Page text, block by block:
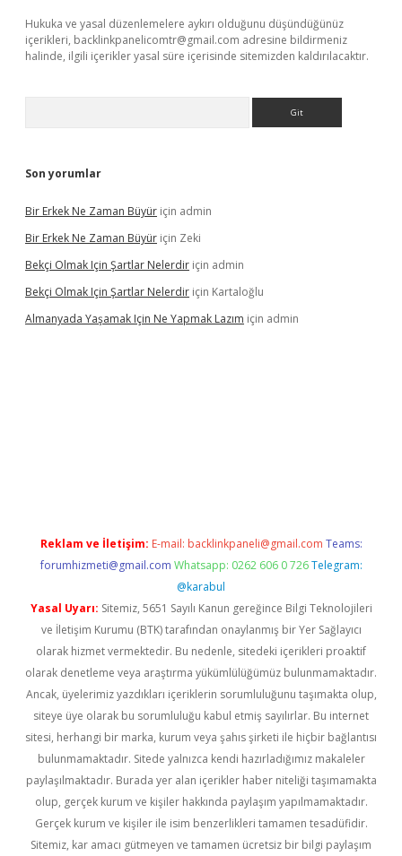
Hukuka ve yasal düzenlemelere aykırı olduğunu düşündüğünüz
içerikleri, backlinkpanelicomtr@gmail.com adresine bildirmeniz
halinde, ilgili içerikler yasal süre içerisinde sitemizden kaldırılacaktır.
Son yorumlar
Bir Erkek Ne Zaman Büyür için admin
Bir Erkek Ne Zaman Büyür için Zeki
Bekçi Olmak Için Şartlar Nelerdir için admin
Bekçi Olmak Için Şartlar Nelerdir için Kartaloğlu
Almanyada Yaşamak Için Ne Yapmak Lazım için admin
Reklam ve İletişim: E-mail: backlinkpaneli@gmail.com Teams:
forumhizmeti@gmail.com Whatsapp: 0262 606 0 726 Telegram:
@karabul
Yasal Uyarı: Sitemiz, 5651 Sayılı Kanun gereğince Bilgi Teknolojileri
ve İletişim Kurumu (BTK) tarafından onaylanmış bir Yer Sağlayıcı
olarak hizmet vermektedir. Bu nedenle, sitedeki içerikleri proaktif
olarak denetleme veya araştırma yükümlülüğümüz bulunmamaktadır.
Ancak, üyelerimiz yazdıkları içeriklerin sorumluluğunu taşımakta olup,
siteye üye olarak bu sorumluluğu kabul etmiş sayılırlar. Bu internet
sitesi, herhangi bir marka, kurum veya şahıs şirketi ile hiçbir bağlantısı
bulunmamaktadır. Sitede yalnızca kendi hazırladığımız makaleler
paylaşılmaktadır. Burada yer alan içerikler haber niteliği taşımamakta
olup, gerçek kurum ve kişiler hakkında paylaşım yapılmamaktadır.
Gerçek kurum ve kişiler ile isim benzerlikleri tamamen tesadüfidir.
Sitemiz, kar amacı gütmeyen ve tamamen ücretsiz bir bilgi paylaşım